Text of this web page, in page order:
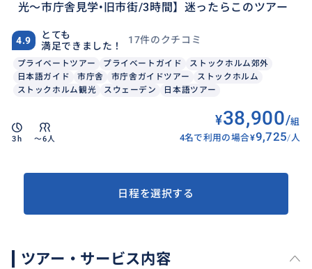
光～市庁舎見学•旧市街/3時間】迷ったらこのツアー
4.9
とても
満足できました！
17件のクチコミ
プライベートツアー プライベートガイド
ストックホルム郊外
日本語ガイド
市庁舎 市庁舎ガイドツアー
ストックホルム
ストックホルム観光
スウェーデン 日本語ツアー
3h 〜6人
¥38,900/組
4名で利用の場合¥9,725/ 人
日程を選択する
ツアー・サービス内容